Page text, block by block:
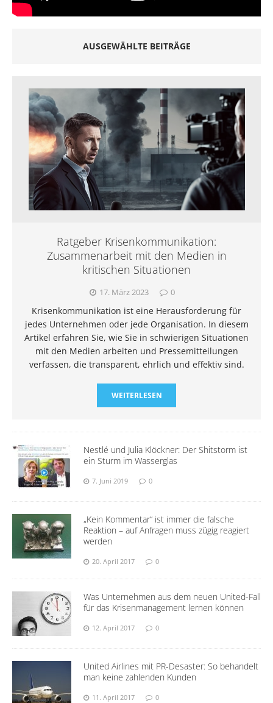
AUSGEWÄHLTE BEITRÄGE
Ratgeber Krisenkommunikation:
Zusammenarbeit mit den Medien in
kritischen Situationen
17. März 2023 0
Krisenkommunikation ist eine Herausforderung für
jedes Unternehmen oder jede Organisation. In diesem
Artikel erfahren Sie, wie Sie in schwierigen Situationen
mit den Medien arbeiten und Pressemitteilungen
verfassen, die transparent, ehrlich und effektiv sind.
WEITERLESEN
Nestlé und Julia Klöckner: Der Shitstorm ist
ein Sturm im Wasserglas
7. Juni 2019 0
„Kein Kommentar“ ist immer die falsche
Reaktion – auf Anfragen muss zügig reagiert
werden
20. April 2017 0
Was Unternehmen aus dem neuen United-Fall
für das Krisenmanagement lernen können
12. April 2017 0
United Airlines mit PR-Desaster: So behandelt
man keine zahlenden Kunden
11. April 2017 0